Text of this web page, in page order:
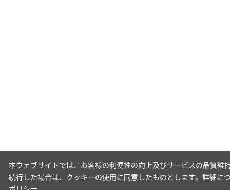
本ウェブサイトでは、お客様の利便性の向上及びサービスの品質
続行した場合は、クッキーの使用に同意したものとします。詳細